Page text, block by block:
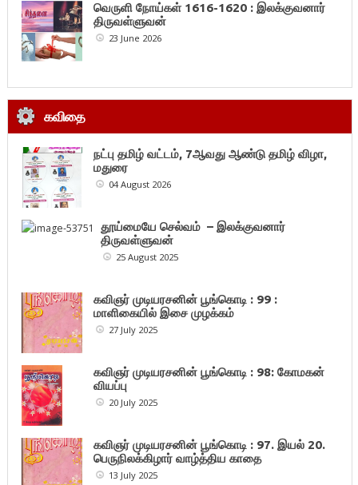
வெருளி நோய்கள் 1616-1620 : இலக்குவனார்
திருவள்ளுவன்
23 June 2026
கவிதை
நட்பு தமிழ் வட்டம், 7ஆவது ஆண்டு தமிழ் விழா,
மதுரை
04 August 2026
தூய்மையே செல்வம் – இலக்குவனார்
திருவள்ளுவன்
25 August 2025
கவிஞர் முடியரசனின் பூங்கொடி : 99 :
மாளிகையில் இசை முழக்கம்
27 July 2025
கவிஞர் முடியரசனின் பூங்கொடி : 98: கோமகன்
வியப்பு
20 July 2025
கவிஞர் முடியரசனின் பூங்கொடி : 97. இயல் 20.
பெருநிலக்கிழார் வாழ்த்திய காதை
13 July 2025